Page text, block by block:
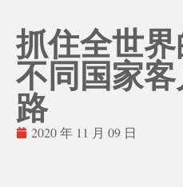
抓住全世
不同国家
路
2020 年 11 月 09 日